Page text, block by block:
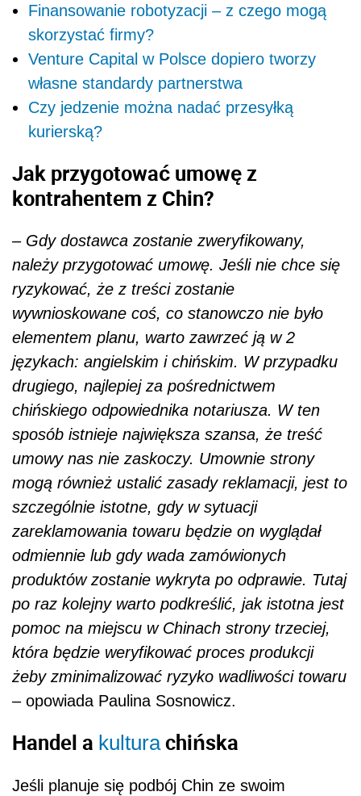
Finansowanie robotyzacji – z czego mogą
skorzystać firmy?
Venture Capital w Polsce dopiero tworzy
własne standardy partnerstwa
Czy jedzenie można nadać przesyłką
kurierską?
Jak przygotować umowę z
kontrahentem z Chin?
– Gdy dostawca zostanie zweryfikowany,
należy przygotować umowę. Jeśli nie chce się
ryzykować, że z treści zostanie
wywnioskowane coś, co stanowczo nie było
elementem planu, warto zawrzeć ją w 2
językach: angielskim i chińskim. W przypadku
drugiego, najlepiej za pośrednictwem
chińskiego odpowiednika notariusza. W ten
sposób istnieje największa szansa, że treść
umowy nas nie zaskoczy. Umownie strony
mogą również ustalić zasady reklamacji, jest to
szczególnie istotne, gdy w sytuacji
zareklamowania towaru będzie on wyglądał
odmiennie lub gdy wada zamówionych
produktów zostanie wykryta po odprawie. Tutaj
po raz kolejny warto podkreślić, jak istotna jest
pomoc na miejscu w Chinach strony trzeciej,
która będzie weryfikować proces produkcji
żeby zminimalizować ryzyko wadliwości towaru
– opowiada Paulina Sosnowicz.
Handel a kulturachińska
Jeśli planuje się podbój Chin ze swoim